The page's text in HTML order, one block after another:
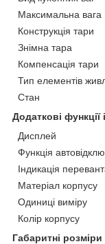
Максимальна вага
Конструкція тари
Знімна тара
Компенсація тари
Тип елементів
Стан
Додаткові функції
Дисплей
Функція
Індикація
Матеріал корпусу
Одиниці виміру
Колір корпусу
Габаритні розміри